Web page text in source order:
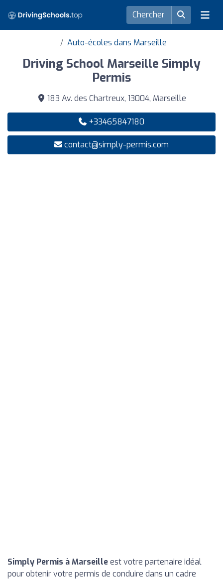
Auto-écoles dans Marseille
Driving School Marseille Simply
Permis
183 Av. des Chartreux, 13004, Marseille
+33465847180
contact@simply-permis.com
Simply Permis à Marseilleest votre partenaire idéal
pour obtenir votre permis de conduire dans un cadre